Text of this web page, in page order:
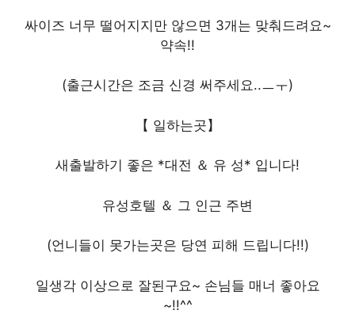
싸이즈 너무 떨어지지만 않으면 3개는 맞춰드려요~
약속!!
(출근시간은 조금 신경 써주세요..ㅡㅜ)
【 일하는곳】
새출발하기 좋은 *대전 ＆ 유 성* 입니다!
유성호텔 ＆ 그 인근 주변
(언니들이 못가는곳은 당연 피해 드립니다!!)
일생각 이상으로 잘된구요~ 손님들 매너 좋아요
~!!^^